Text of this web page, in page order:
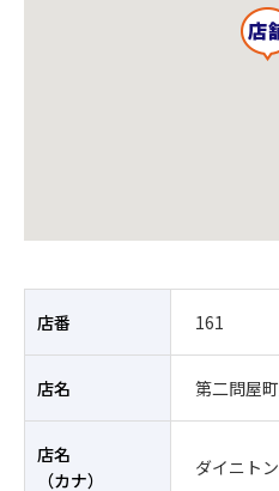
店番 161
店名 第二問屋
店名
（カナ）
ダイニト